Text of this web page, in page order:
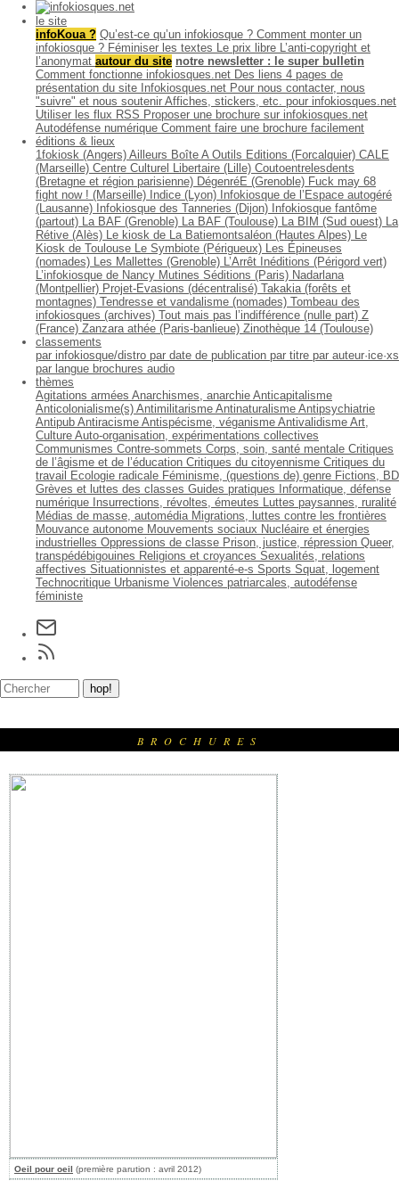
le site
infoKoua ? Qu’est-ce qu’un infokiosque ? Comment monter un
infokiosque ? Féminiser les textes Le prix libre L’anti-copyright et
l’anonymat autour du site notre newsletter : le super bulletin
Comment fonctionne infokiosques.net Des liens 4 pages de
présentation du site Infokiosques.net Pour nous contacter, nous
"suivre" et nous soutenir Affiches, stickers, etc. pour infokiosques.net
Utiliser les flux RSS Proposer une brochure sur infokiosques.net
Autodéfense numérique Comment faire une brochure facilement
éditions & lieux
1fokiosk (Angers) Ailleurs Boîte A Outils Editions (Forcalquier) CALE
(Marseille) Centre Culturel Libertaire (Lille) Coutoentrelesdents
(Bretagne et région parisienne) DégenréE (Grenoble) Fuck may 68
fight now ! (Marseille) Indice (Lyon) Infokiosque de l’Espace autogéré
(Lausanne) Infokiosque des Tanneries (Dijon) Infokiosque fantôme
(partout) La BAF (Grenoble) La BAF (Toulouse) La BIM (Sud ouest) La
Rétive (Alès) Le kiosk de La Batiemontsaléon (Hautes Alpes) Le
Kiosk de Toulouse Le Symbiote (Périgueux) Les Épineuses
(nomades) Les Mallettes (Grenoble) L’Arrêt Inéditions (Périgord vert)
L’infokiosque de Nancy Mutines Séditions (Paris) Nadarlana
(Montpellier) Projet-Evasions (décentralisé) Takakia (forêts et
montagnes) Tendresse et vandalisme (nomades) Tombeau des
infokiosques (archives) Tout mais pas l’indifférence (nulle part) Z
(France) Zanzara athée (Paris-banlieue) Zinothèque 14 (Toulouse)
classements
par infokiosque/distro par date de publication par titre par auteur·ice·xs
par langue brochures audio
thèmes
Agitations armées Anarchismes, anarchie Anticapitalisme
Anticolonialisme(s) Antimilitarisme Antinaturalisme Antipsychiatrie
Antipub Antiracisme Antispécisme, véganisme Antivalidisme Art,
Culture Auto-organisation, expérimentations collectives
Communismes Contre-sommets Corps, soin, santé mentale Critiques
de l’âgisme et de l’éducation Critiques du citoyennisme Critiques du
travail
Ecologie radicale Féminisme, (questions de) genre Fictions, BD
Grèves et luttes des classes Guides pratiques
Informatique, défense
numérique Insurrections, révoltes, émeutes Luttes paysannes, ruralité
Médias de masse, automédia Migrations, luttes contre les frontières
Mouvance autonome Mouvements sociaux Nucléaire et énergies
industrielles Oppressions de classe Prison, justice, répression Queer,
transpédébigouines Religions et croyances Sexualités, relations
affectives Situationnistes et apparenté-e-s Sports Squat, logement
Technocritique Urbanisme Violences patriarcales, autodéfense
féministe
BROCHURES
Oeil pour oeil (première parution : avril 2012)